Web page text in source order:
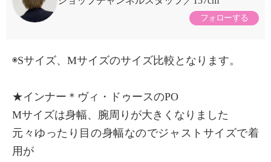
フォローする
◉Sサイズ、Mサイズのサイズ比較となります。
★インナー＊ヴィ・ドゥースのPO
Mサイズは身幅、腕周りが大きくなりました
元々ゆったり目の身幅なのでジャストサイズで着
用が